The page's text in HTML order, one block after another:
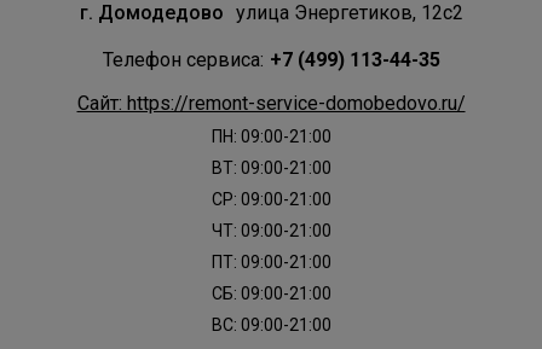
г. Домодедово улица Энергетиков, 12с2
Телефон сервиса: +7 (499) 113-44-35
Сайт: https://remont-service-domobedovo.ru/
ПН: 09:00-21:00
ВТ: 09:00-21:00
СР: 09:00-21:00
ЧТ: 09:00-21:00
ПТ: 09:00-21:00
СБ: 09:00-21:00
ВС: 09:00-21:00